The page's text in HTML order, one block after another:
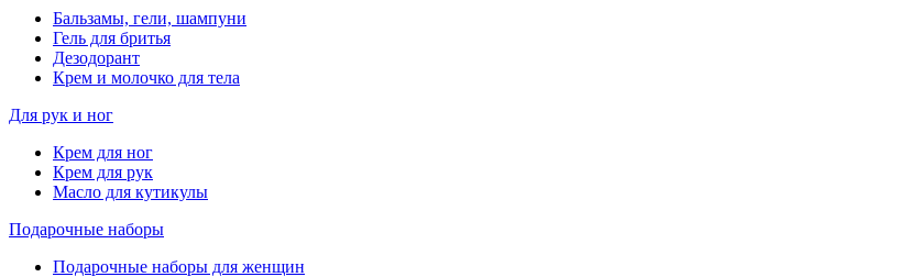
Бальзамы, гели, шампуни
Гель для бритья
Дезодорант
Крем и молочко для тела
Для рук и ног
Крем для ног
Крем для рук
Масло для кутикулы
Подарочные наборы
Подарочные наборы для женщин